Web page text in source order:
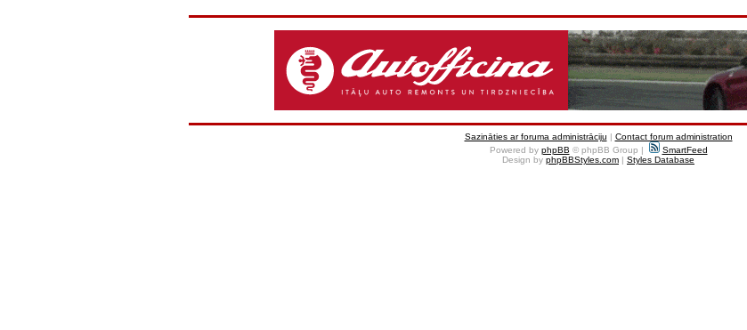
Sazināties ar foruma administrāciju | Contact forum administration
Powered by phpBB © phpBB Group |
SmartFeed
Design by phpBBStyles.com | Styles Database